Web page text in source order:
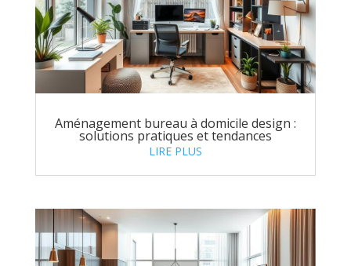
Aménagement bureau à domicile design :
solutions pratiques et tendances
LIRE PLUS